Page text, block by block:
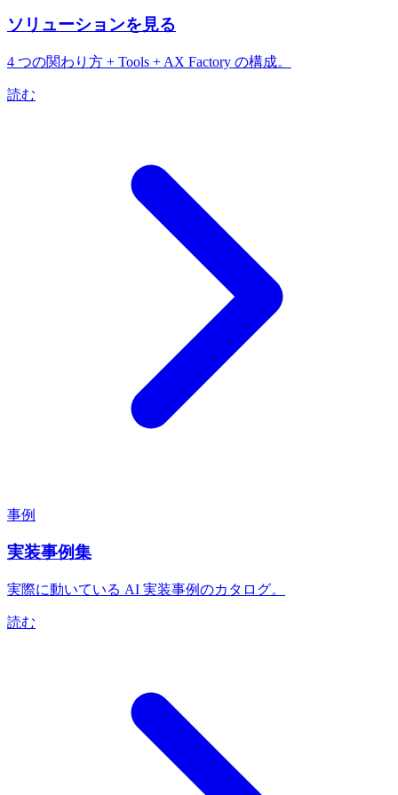
ソリューションを見る
4 つの関わり方 + Tools + AX Factory の構成。
読む
事例
実装事例集
実際に動いている AI 実装事例のカタログ。
読む